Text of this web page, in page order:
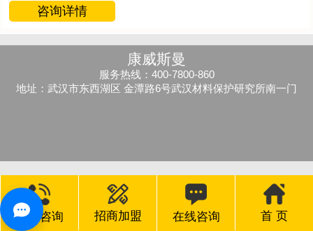
咨询详情
康威斯曼
服务热线：400-7800-860
地址：武汉市东西湖区 金潭路6号武汉材料保护研究所南一门
电话咨询 招商加盟 在线咨询 首 页